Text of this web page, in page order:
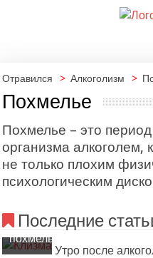
Отравился > Алкоголизм >
Похмелье
Похмелье – это
организма алкоголем,
не только плохим
психологическим
Последние
Средство
тяжелого
похмелья
Утро после